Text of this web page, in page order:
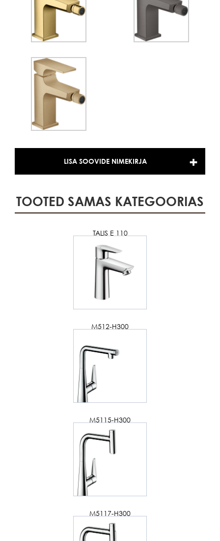
LISA SOOVIDE NIMEKIRJA
TOOTED SAMAS KATEGOORIAS
TALIS E 110
M512-H300
M5115-H300
M5117-H300